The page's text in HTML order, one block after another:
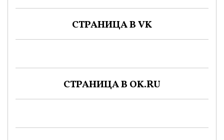
СТРАНИЦА В VK
СТРАНИЦА В OK.RU